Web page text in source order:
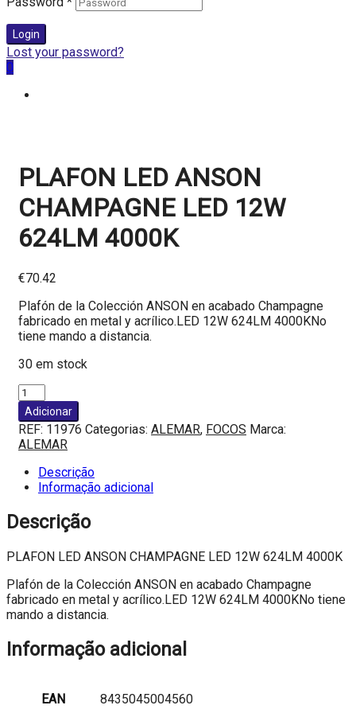
Login
Lost your password?
0
PLAFON LED ANSON
CHAMPAGNE LED 12W
624LM 4000K
€70.42
Plafón de la Colección ANSON en acabado Champagne
fabricado en metal y acrílico.LED 12W 624LM 4000KNo
tiene mando a distancia.
30 em stock
Quantidade
de
PLAFON
LED
ANSON
CHAMPAGNE
LED
12W
4000K
Adicionar
REF: 11976 Categorias: ALEMAR, FOCOS Marca:
ALEMAR
Descrição
Informação adicional
Descrição
PLAFON LED ANSON CHAMPAGNE LED 12W 624LM 4000K
Plafón de la Colección ANSON en acabado Champagne
fabricado en metal y acrílico.LED 12W 624LM 4000KNo tiene
mando a distancia.
Informação adicional
EAN 8435045004560